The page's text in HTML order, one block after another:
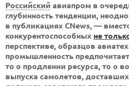
Российский авиапром в
глубинность тенденции,
в публикациях CNews, —
конкурентоспособных не
перспективе, образцов
промышленность
то о продлении ресурса, то о
выпуска самолетов,